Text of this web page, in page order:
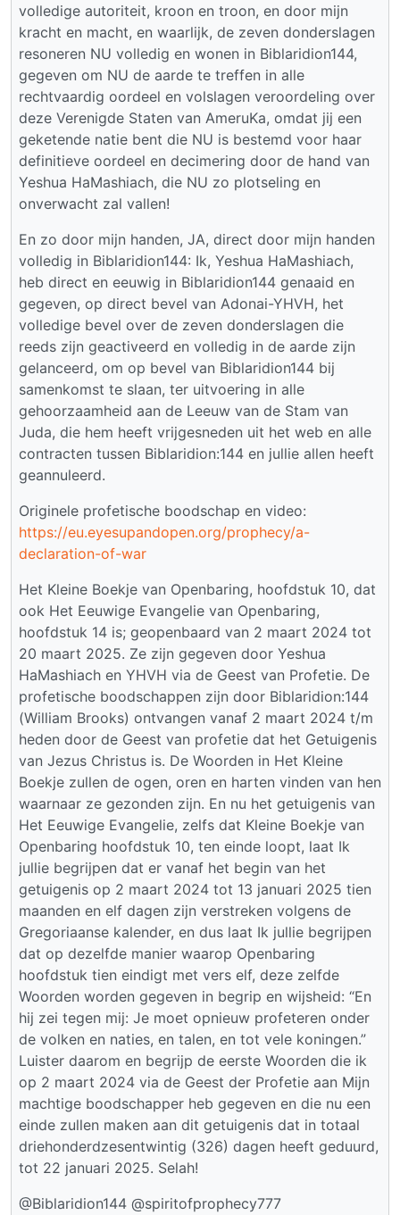
volledige autoriteit, kroon en troon, en door mijn
kracht en macht, en waarlijk, de zeven donderslagen
resoneren NU volledig en wonen in Biblaridion144,
gegeven om NU de aarde te treffen in alle
rechtvaardig oordeel en volslagen veroordeling over
deze Verenigde Staten van AmeruKa, omdat jij een
geketende natie bent die NU is bestemd voor haar
definitieve oordeel en decimering door de hand van
Yeshua HaMashiach, die NU zo plotseling en
onverwacht zal vallen!
En zo door mijn handen, JA, direct door mijn handen
volledig in Biblaridion144: Ik, Yeshua HaMashiach,
heb direct en eeuwig in Biblaridion144 genaaid en
gegeven, op direct bevel van Adonai-YHVH, het
volledige bevel over de zeven donderslagen die
reeds zijn geactiveerd en volledig in de aarde zijn
gelanceerd, om op bevel van Biblaridion144 bij
samenkomst te slaan, ter uitvoering in alle
gehoorzaamheid aan de Leeuw van de Stam van
Juda, die hem heeft vrijgesneden uit het web en alle
contracten tussen Biblaridion:144 en jullie allen heeft
geannuleerd.
Originele profetische boodschap en video:
https://eu.eyesupandopen.org/prophecy/a-
declaration-of-war
Het Kleine Boekje van Openbaring, hoofdstuk 10, dat
ook Het Eeuwige Evangelie van Openbaring,
hoofdstuk 14 is; geopenbaard van 2 maart 2024 tot
20 maart 2025. Ze zijn gegeven door Yeshua
HaMashiach en YHVH via de Geest van Profetie. De
profetische boodschappen zijn door Biblaridion:144
(William Brooks) ontvangen vanaf 2 maart 2024 t/m
heden door de Geest van profetie dat het Getuigenis
van Jezus Christus is. De Woorden in Het Kleine
Boekje zullen de ogen, oren en harten vinden van hen
waarnaar ze gezonden zijn. En nu het getuigenis van
Het Eeuwige Evangelie, zelfs dat Kleine Boekje van
Openbaring hoofdstuk 10, ten einde loopt, laat Ik
jullie begrijpen dat er vanaf het begin van het
getuigenis op 2 maart 2024 tot 13 januari 2025 tien
maanden en elf dagen zijn verstreken volgens de
Gregoriaanse kalender, en dus laat Ik jullie begrijpen
dat op dezelfde manier waarop Openbaring
hoofdstuk tien eindigt met vers elf, deze zelfde
Woorden worden gegeven in begrip en wijsheid: “En
hij zei tegen mij: Je moet opnieuw profeteren onder
de volken en naties, en talen, en tot vele koningen.”
Luister daarom en begrijp de eerste Woorden die ik
op 2 maart 2024 via de Geest der Profetie aan Mijn
machtige boodschapper heb gegeven en die nu een
einde zullen maken aan dit getuigenis dat in totaal
driehonderdzesentwintig (326) dagen heeft geduurd,
tot 22 januari 2025. Selah!
@Biblaridion144 @spiritofprophecy777